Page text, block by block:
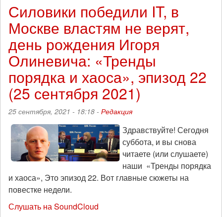
протеста:
порядка
и
хаоса»,
эпизод
23
(3
октября
2021)
Силовики победили IT, в
Москве властям не верят,
день рождения Игоря
Олиневича: «Тренды
порядка и хаоса», эпизод 22
(25 сентября 2021)
25 сентября, 2021 - 18:18 - Редакция
Здравствуйте! Сегодня
суббота, и вы снова
читаете (или слушаете)
наши «Тренды порядка
и хаоса», Это эпизод 22. Вот главные сюжеты на
повестке недели.
Слушать на SoundCloud